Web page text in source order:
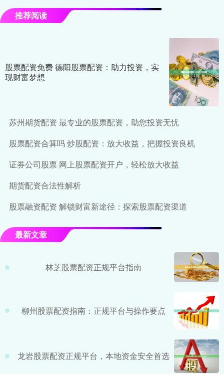
推荐阅读
股票配资免费 德阳股票配资：助力投资，实
现财富梦想
苏州期货配资 最专业的股票配资，助您投资无忧
股票配资合算吗 炒股配资：放大收益，把握投资良机
证券公司股票 网上股票配资开户，轻松放大收益
期货配资合法性解析
股票融资配资 解锁财富新途径：探索股票配资渠道
最新文章
林芝股票配资正规平台指南
柳州股票配资指南：正规平台与操作要点
龙岩股票配资正规平台，本地资金安全首选